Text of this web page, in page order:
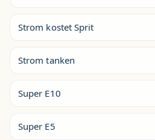
Strom kostet Sprit
Strom tanken
Super E10
Super E5